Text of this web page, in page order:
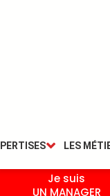
LES
Je suis
UN MANAGER